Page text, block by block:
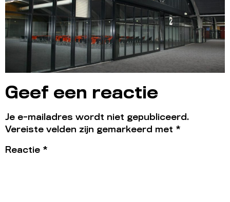
Geef een reactie
Je e-mailadres wordt niet gepubliceerd.
Vereiste velden zijn gemarkeerd met *
Reactie *